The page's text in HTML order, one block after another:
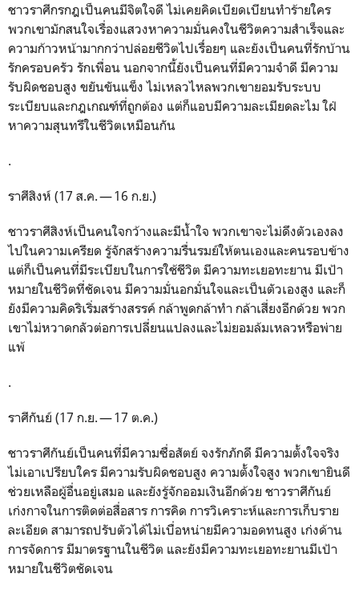
ชาวราศีกรกฎเป็นคนมีจิตใจดี ไม่เคยคิดเบียดเบียนทำร้ายใคร
พวกเขามักสนใจเรื่องแสวงหาความมั่นคงในชีวิตความสำเร็จและ
ความก้าวหน้ามากกว่าปล่อยชีวิตไปเรื่่อยๆ และยังเป็นคนที่รักบ้าน
รักครอบครัว รักเพื่อน นอกจากนี้ยังเป็นคนที่มีความจำดี มีความ
รับผิดชอบสูง ขยันขันแข็ง ไม่เหลวไหลพวกเขายอมรับระบบ
ระเบียบและกฎเกณฑ์ที่ถูกต้อง แต่ก็แอบมีความละเมียดละไม ใฝ่
หาความสุนทรีในชีวิตเหมือนกัน
.
ราศีสิงห์ (17 ส.ค. — 16 ก.ย.)
ชาวราศีสิงห์เป็นคนใจกว้างและมีน้ำใจ พวกเขาจะไม่ดึงตัวเองลง
ไปในความเครียด รู้จักสร้างความรื่นรมย์ให้ตนเองและคนรอบข้าง
แต่ก็เป็นคนที่มีระเบียบในการใช้ชีวิต มีความทะเยอทะยาน มีเป้า
หมายในชีวิตที่ชัดเจน มีความมั่นอกมั่นใจและเป็นตัวเองสูง และก็
ยังมีความคิดริเริ่มสร้างสรรค์ กล้าพูดกล้าทำ กล้าเสี่ยงอีกด้วย พวก
เขาไม่หวาดกลัวต่อการเปลี่ยนแปลงและไม่ยอมล้มเหลวหรือพ่าย
แพ้
.
ราศีกันย์ (17 ก.ย. — 17 ต.ค.)
ชาวราศีกันย์เป็นคนที่มีความซื่อสัตย์ จงรักภักดี มีความตั้งใจจริง
ไม่เอาเปรียบใคร มีความรับผิดชอบสูง ความตั้งใจสูง พวกเขายินดี
ช่วยเหลือผู้อื่นอยู่เสมอ และยังรู้จักออมเงินอีกด้วย ชาวราศีกันย์
เก่งกาจในการติดต่อสื่อสาร การคิด การวิเคราะห์และการเก็บราย
ละเอียด สามารถปรับตัวได้ไม่เบื่อหน่ายมีความอดทนสูง เก่งด้าน
การจัดการ มีมาตรฐานในชีวิต และยังมีความทะเยอทะยานมีเป้า
หมายในชีวิตชัดเจน